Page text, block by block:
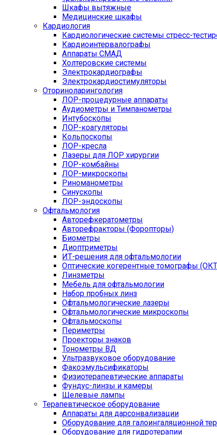
Шкафы вытяжные
Медицинские шкафы
Кардиология
Кардиологические системы стресс-
Кардиоинтервалографы
Аппараты СМАД
Холтеровские системы
Электрокардиографы
Электрокардиостимуляторы
Оториноларингология
ЛОР-процедурные аппараты
Аудиометры и Тимпанометры
Интубоскопы
ЛОР-коагуляторы
Кольпоскопы
ЛОР-кресла
Лазеры для ЛОР хирургии
ЛОР-комбайны
ЛОР-микроскопы
Риноманометры
Синускопы
ЛОР-эндоскопы
Офтальмология
Авторефкератометры
Авторефракторы (Форопторы)
Биометры
Диоптриметры
ИТ-решения для офтальмологии
Оптические когерентные томографы
Линзметры
Мебель для офтальмологии
Набор пробных линз
Офтальмологические лазеры
Офтальмологические микроскопы
Офтальмоскопы
Периметры
Проекторы знаков
Тонометры ВД
Ультразвуковое оборудование
Факоэмульсификаторы
Физиотерапевтические аппараты
Фундус-линзы и камеры
Щелевые лампы
Терапевтическое оборудование
Аппараты для дарсонвализации
Оборудование для галоингаляционной
Оборудование для гидротерапии